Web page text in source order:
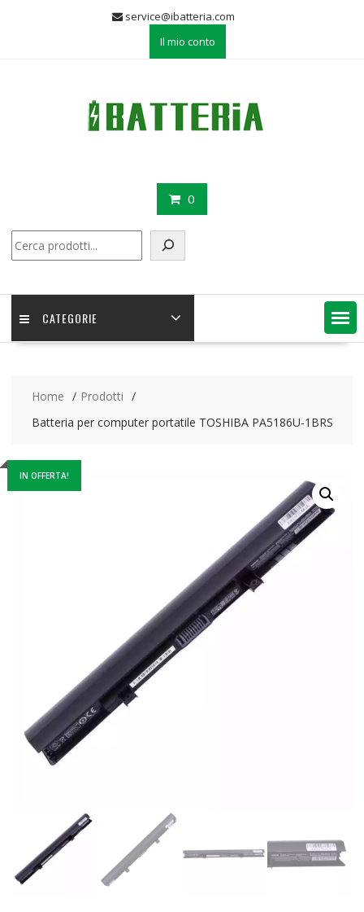
service@ibatteria.com
Il mio conto
0
CATEGORIE
Home
Prodotti
Batteria per computer portatile TOSHIBA PA5186U-1BRS
IN OFFERTA!